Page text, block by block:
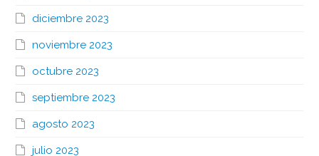
diciembre 2023
noviembre 2023
octubre 2023
septiembre 2023
agosto 2023
julio 2023